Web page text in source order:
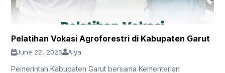
Pelatihan Vokasi Agroforestri di Kabupaten Garut
June 22, 2026 Alya
Pemerintah Kabupaten Garut bersama Kementerian